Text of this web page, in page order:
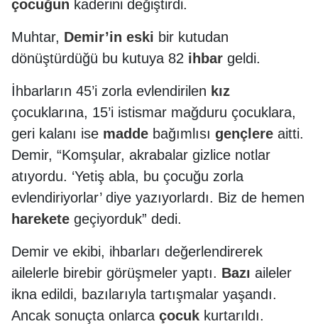
çocuğun kaderini değiştirdi.
Muhtar, Demir’in eski bir kutudan
dönüştürdüğü bu kutuya 82 ihbar geldi.
İhbarların 45’i zorla evlendirilen kız
çocuklarına, 15’i istismar mağduru çocuklara,
geri kalanı ise madde bağımlısı gençlere aitti.
Demir, “Komşular, akrabalar gizlice notlar
atıyordu. ‘Yetiş abla, bu çocuğu zorla
evlendiriyorlar’ diye yazıyorlardı. Biz de hemen
harekete geçiyorduk” dedi.
Demir ve ekibi, ihbarları değerlendirerek
ailelerle birebir görüşmeler yaptı. Bazı aileler
ikna edildi, bazılarıyla tartışmalar yaşandı.
Ancak sonuçta onlarca çocuk kurtarıldı.